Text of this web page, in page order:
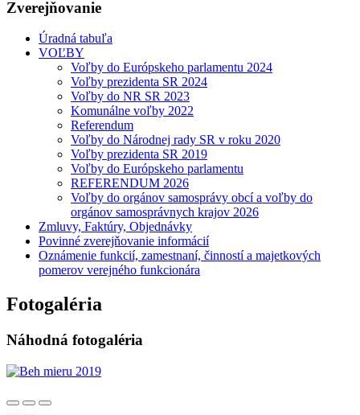
Zverejňovanie
Úradná tabuľa
VOĽBY
Voľby do Európskeho parlamentu 2024
Voľby prezidenta SR 2024
Voľby do NR SR 2023
Komunálne voľby 2022
Referendum
Voľby do Národnej rady SR v roku 2020
Voľby prezidenta SR 2019
Voľby do Európskeho parlamentu
REFERENDUM 2026
Voľby do orgánov samosprávy obcí a voľby do
orgánov samosprávnych krajov 2026
Zmluvy, Faktúry, Objednávky
Povinné zverejňovanie informácií
Oznámenie funkcií, zamestnaní, činností a majetkových
pomerov verejného funkcionára
Fotogaléria
Náhodná fotogaléria